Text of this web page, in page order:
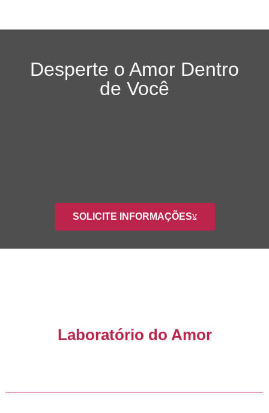
Desperte o Amor Dentro
de Você
SOLICITE INFORMAÇÕES
Laboratório do Amor